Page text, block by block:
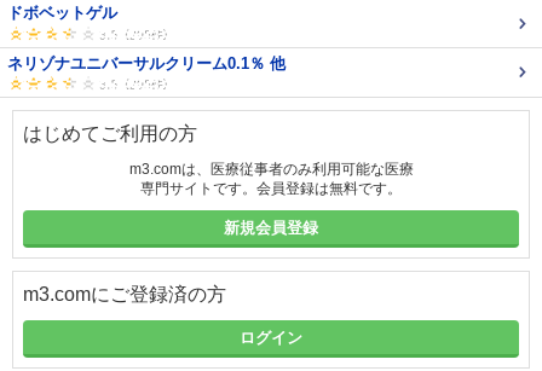
ドボベットゲル
ネリゾナユニバーサルクリーム0.1％ 他
はじめてご利用の方
m3.comは、医療従事者のみ利用可能な医療
専門サイトです。会員登録は無料です。
新規会員登録
m3.comにご登録済の方
ログイン